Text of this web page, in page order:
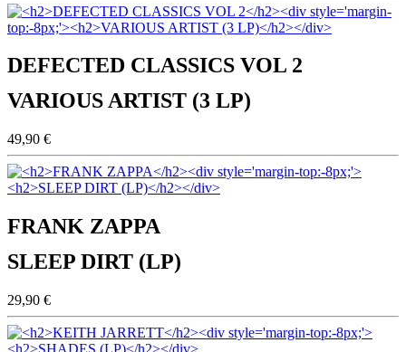
DEFECTED CLASSICS VOL 2
VARIOUS ARTIST (3 LP)
49,90 €
FRANK ZAPPA
SLEEP DIRT (LP)
29,90 €